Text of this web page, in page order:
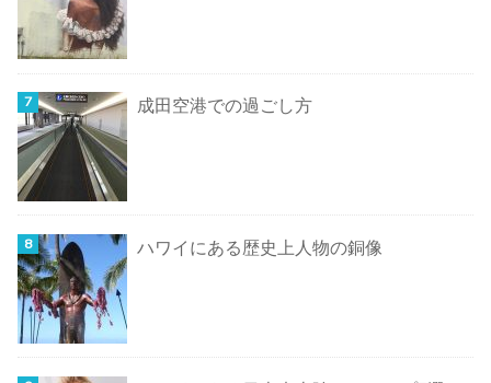
成田空港での過ごし方
ハワイにある歴史上人物の銅像